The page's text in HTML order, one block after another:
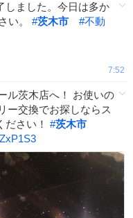
しました。今日は多か
い。 #茨木市 #不動
7:52
ル茨木店へ！ お使いの
ー交換でお探しならス
ださい！ #茨木市